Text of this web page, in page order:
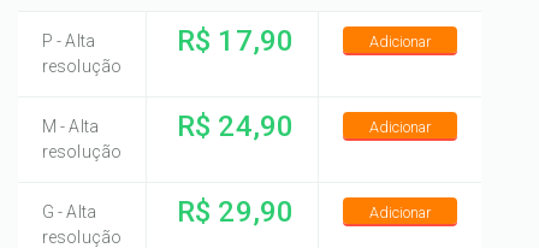
P - Alta
resolução
R$ 17,90 Adicionar
M - Alta
resolução
R$ 24,90 Adicionar
G - Alta
resolução
R$ 29,90 Adicionar